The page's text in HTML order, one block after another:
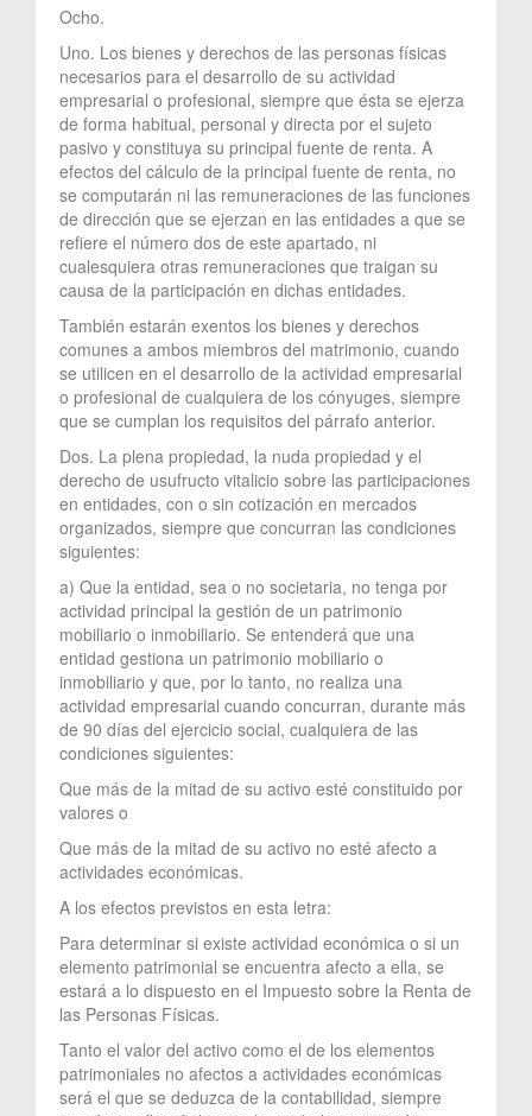
Ocho.
Uno. Los bienes y derechos de las personas físicas
necesarios para el desarrollo de su actividad
empresarial o profesional, siempre que ésta se ejerza
de forma habitual, personal y directa por el sujeto
pasivo y constituya su principal fuente de renta. A
efectos del cálculo de la principal fuente de renta, no
se computarán ni las remuneraciones de las funciones
de dirección que se ejerzan en las entidades a que se
refiere el número dos de este apartado, ni
cualesquiera otras remuneraciones que traigan su
causa de la participación en dichas entidades.
También estarán exentos los bienes y derechos
comunes a ambos miembros del matrimonio, cuando
se utilicen en el desarrollo de la actividad empresarial
o profesional de cualquiera de los cónyuges, siempre
que se cumplan los requisitos del párrafo anterior.
Dos. La plena propiedad, la nuda propiedad y el
derecho de usufructo vitalicio sobre las participaciones
en entidades, con o sin cotización en mercados
organizados, siempre que concurran las condiciones
siguientes:
a) Que la entidad, sea o no societaria, no tenga por
actividad principal la gestión de un patrimonio
mobiliario o inmobiliario. Se entenderá que una
entidad gestiona un patrimonio mobiliario o
inmobiliario y que, por lo tanto, no realiza una
actividad empresarial cuando concurran, durante más
de 90 días del ejercicio social, cualquiera de las
condiciones siguientes:
Que más de la mitad de su activo esté constituido por
valores o
Que más de la mitad de su activo no esté afecto a
actividades económicas.
A los efectos previstos en esta letra:
Para determinar si existe actividad económica o si un
elemento patrimonial se encuentra afecto a ella, se
estará a lo dispuesto en el Impuesto sobre la Renta de
las Personas Físicas.
Tanto el valor del activo como el de los elementos
patrimoniales no afectos a actividades económicas
será el que se deduzca de la contabilidad, siempre